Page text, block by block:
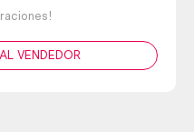
VENDEDOR